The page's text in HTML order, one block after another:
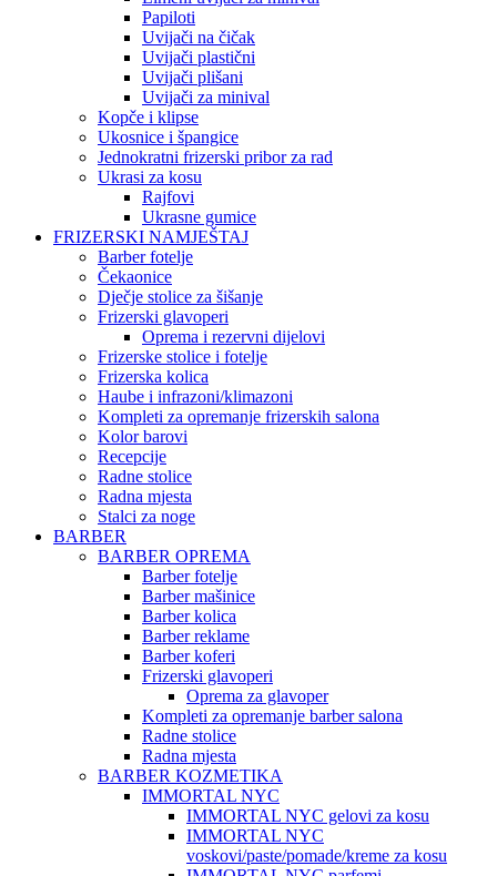
Papiloti
Uvijači na čičak
Uvijači plastični
Uvijači plišani
Uvijači za minival
Kopče i klipse
Ukosnice i špangice
Jednokratni frizerski pribor za rad
Ukrasi za kosu
Rajfovi
Ukrasne gumice
FRIZERSKI NAMJEŠTAJ
Barber fotelje
Čekaonice
Dječje stolice za šišanje
Frizerski glavoperi
Oprema i rezervni dijelovi
Frizerske stolice i fotelje
Frizerska kolica
Haube i infrazoni/klimazoni
Kompleti za opremanje frizerskih salona
Kolor barovi
Recepcije
Radne stolice
Radna mjesta
Stalci za noge
BARBER
BARBER OPREMA
Barber fotelje
Barber mašinice
Barber kolica
Barber reklame
Barber koferi
Frizerski glavoperi
Oprema za glavoper
Kompleti za opremanje barber salona
Radne stolice
Radna mjesta
BARBER KOZMETIKA
IMMORTAL NYC
IMMORTAL NYC gelovi za kosu
IMMORTAL NYC
voskovi/paste/pomade/kreme za kosu